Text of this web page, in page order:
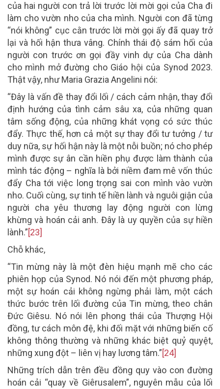
của hai người con trả lời trước lời mời gọi của Cha đi
làm cho vườn nho của cha mình. Người con đã từng
“nói không” cục cằn trước lời mời gọi ấy đã quay trở
lại và hối hận thưa vâng. Chính thái độ sám hối của
người con trước ơn gọi đầy vinh dự của Cha dành
cho mình mở đường cho Giáo hội của Synod 2023.
Thật vậy, như Maria Grazia Angelini nói:
“Đây là vấn đề thay đổi lối / cách cảm nhận, thay đổi
định hướng của tình cảm sâu xa, của những quan
tâm sống động, của những khát vọng có sức thúc
đẩy. Thực thế, hơn cả một sự thay đổi tư tưởng / tư
duy nữa, sự hối hận này là một nỗi buồn; nó cho phép
mình được sự ân cần hiền phụ được làm thành của
mình tác động – nghĩa là bởi niềm đam mê vốn thúc
đẩy Cha tới việc long trọng sai con mình vào vườn
nho. Cuối cùng, sự tinh tế hiền lành và nguôi giận của
người cha yêu thương lay động người con lừng
khừng và hoán cải anh. Đây là uy quyền của sự hiền
lành.”[23]
Chỗ khác,
“Tin mừng này là một đèn hiệu mạnh mẽ cho các
phiên họp của Synod. Nó nói đến một phương pháp,
một sự hoán cải không ngừng phải làm, một cách
thức bước trên lối đường của Tin mừng, theo chân
Đức Giêsu. Nó nói lên phong thái của Thượng Hội
đồng, tư cách môn đệ, khi đối mặt với những biến cố
không thông thường và những khác biệt quỷ quyệt,
những xung đột – liên vị hay lương tâm.”[24]
Những trích dẫn trên đều đồng quy vào con đường
hoán cải “quay về Giêrusalem”, nguyên mẫu của lối